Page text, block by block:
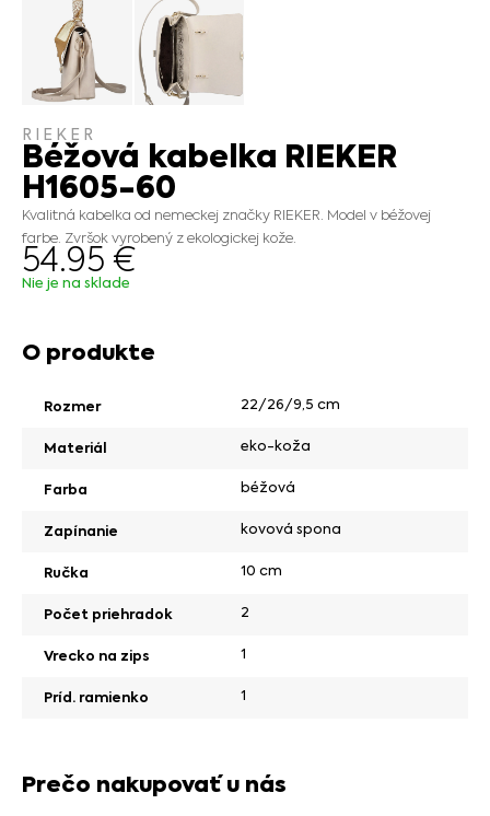
RIEKER
Béžová kabelka RIEKER
H1605-60
Kvalitná kabelka od nemeckej značky RIEKER. Model v béžovej
farbe. Zvršok vyrobený z ekologickej kože.
54.95 €
Nie je na sklade
O produkte
Rozmer 22/26/9,5 cm
Materiál eko-koža
Farba béžová
Zapínanie kovová spona
Ručka 10 cm
Počet priehradok 2
Vrecko na zips 1
Príd. ramienko 1
Prečo nakupovať u nás